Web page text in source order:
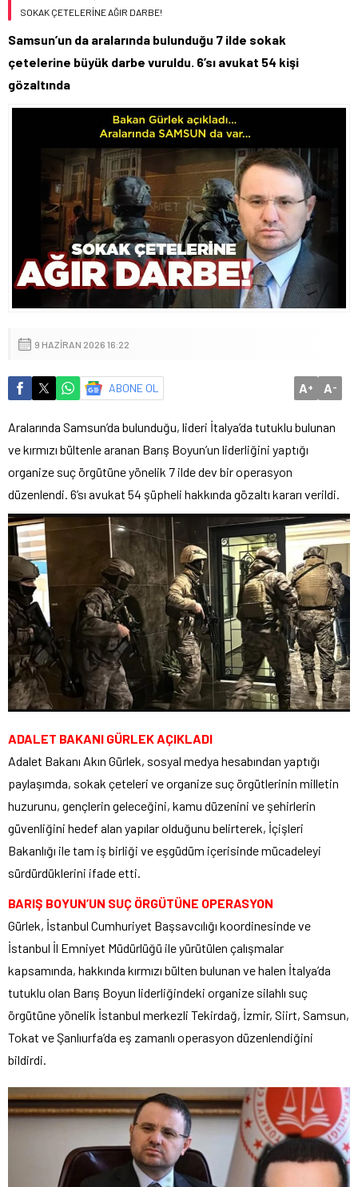
SOKAK ÇETELERİNE AĞIR DARBE!
Samsun’un da aralarında bulunduğu 7 ilde sokak
çetelerine büyük darbe vuruldu. 6’sı avukat 54 kişi
gözaltında
9 HAZIRAN 2026 16:22
ABONE OL A+ A-
Aralarında Samsun’da bulunduğu, lideri İtalya’da tutuklu bulunan
ve kırmızı bültenle aranan Barış Boyun’un liderliğini yaptığı
organize suç örgütüne yönelik 7 ilde dev bir operasyon
düzenlendi. 6’sı avukat 54 şüpheli hakkında gözaltı kararı verildi.
ADALET BAKANI GÜRLEK AÇIKLADI
Adalet Bakanı Akın Gürlek, sosyal medya hesabından yaptığı
paylaşımda, sokak çeteleri ve organize suç örgütlerinin milletin
huzurunu, gençlerin geleceğini, kamu düzenini ve şehirlerin
güvenliğini hedef alan yapılar olduğunu belirterek, İçişleri
Bakanlığı ile tam iş birliği ve eşgüdüm içerisinde mücadeleyi
sürdürdüklerini ifade etti.
BARIŞ BOYUN’UN SUÇ ÖRGÜTÜNE OPERASYON
Gürlek, İstanbul Cumhuriyet Başsavcılığı koordinesinde ve
İstanbul İl Emniyet Müdürlüğü ile yürütülen çalışmalar
kapsamında, hakkında kırmızı bülten bulunan ve halen İtalya’da
tutuklu olan Barış Boyun liderliğindeki organize silahlı suç
örgütüne yönelik İstanbul merkezli Tekirdağ, İzmir, Siirt, Samsun,
Tokat ve Şanlıurfa’da eş zamanlı operasyon düzenlendiğini
bildirdi.